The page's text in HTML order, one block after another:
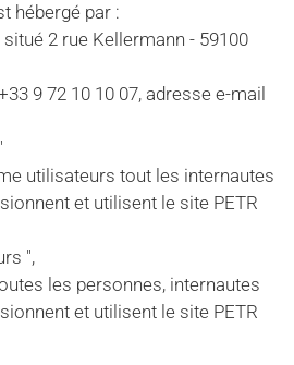
hébergé par :
2 rue Kellermann - 59100
9 72 10 10 07, adresse e-mail
utilisateurs tout les internautes
et utilisent le site PETR
",
les personnes, internautes
et utilisent le site PETR